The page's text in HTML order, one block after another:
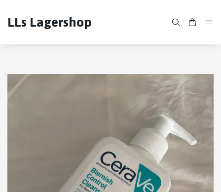
LLs Lagershop